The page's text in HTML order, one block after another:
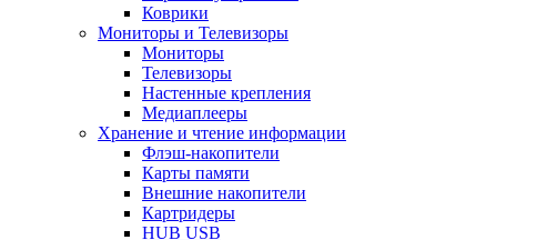
Коврики
Мониторы и Телевизоры
Мониторы
Телевизоры
Настенные крепления
Медиаплееры
Хранение и чтение информации
Флэш-накопители
Карты памяти
Внешние накопители
Картридеры
HUB USB